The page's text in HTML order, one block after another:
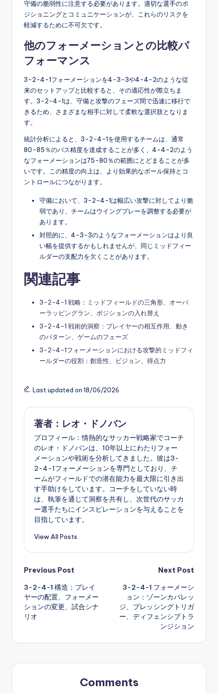
守備の脆弱性に注意する必要があります。適切な選手のポ
ジショニングとコミュニケーションが、これらのリスクを
軽減するために不可欠です。
他のフォーメーションとの比較パ
フォーマンス
3-2-4-1フォーメーションを4-3-3や4-4-2のような従
来のセットアップと比較すると、その適応性が際立ちま
す。3-2-4-1は、守備と攻撃のフェーズ間で迅速に移行で
きるため、さまざまな相手に対して柔軟な選択肢となりま
す。
統計分析によると、3-2-4-1を使用するチームは、通常
80-85％のパス精度を達成することが多く、4-4-2のよう
なフォーメーションは75-80％の範囲にとどまることが多
いです。この精度の向上は、より効果的なボール保持とコ
ントロールにつながります。
守備において、3-2-4-1は幅広い攻撃に対してより脆
弱であり、チームはウイングプレーを調整する必要が
あります。
対照的に、4-3-3のようなフォーメーションはより良
い幅を提供するかもしれませんが、同じミッドフィー
ルダーの支配力を欠くことがあります。
関連記事
3-2-4-1 戦略：ミッドフィールドの三角形、オーバ
ーラッピングラン、ポジションの入れ替え
3-2-4-1 戦術的洞察：プレイヤーの相互作用、動き
のパターン、ゲームのフェーズ
3-2-4-1フォーメーションにおける攻撃的ミッドフィ
ールダーの役割：創造性、ビジョン、得点力
Last updated on 18/06/2026
著者：レオ・ドノバン
プロフィール：情熱的なサッカー戦略家でコーチ
のレオ・ドノバンは、10年以上にわたりフォー
メーションや戦術を分析してきました。彼は3-
2-4-1フォーメーションを専門としており、チ
ームがフィールドでの潜在能力を最大限に引き出
す手助けをしています。コーチをしていない時
は、執筆を通じて洞察を共有し、次世代のサッカ
ー選手たちにインスピレーションを与えることを
目指しています。
View All Posts
Post
navigation
Previous Post
3-2-4-1 構造：プレイ
ヤーの配置、フォーメー
ションの変更、試合シナ
リオ
Next Post
3-2-4-1 フォーメーシ
ョン：ゾーンカバレッ
ジ、プレッシングトリガ
ー、ディフェンシブトラ
ンジション
Comments